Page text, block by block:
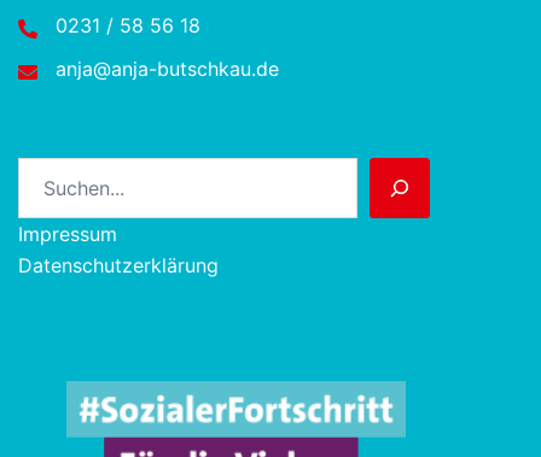
0231 / 58 56 18
anja@anja-butschkau.de
Impressum
Datenschutzerklärung